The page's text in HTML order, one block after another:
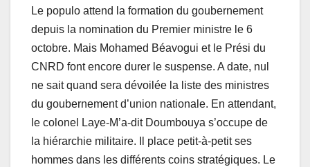
Le populo attend la formation du goubernement
depuis la nomination du Premier ministre le 6
octobre. Mais Mohamed Béavogui et le Prési du
CNRD font encore durer le suspense. A date, nul
ne sait quand sera dévoilée la liste des ministres
du goubernement d’union nationale. En attendant,
le colonel Laye-M’a-dit Doumbouya s’occupe de
la hiérarchie militaire. Il place petit-à-petit ses
hommes dans les différents coins stratégiques. Le